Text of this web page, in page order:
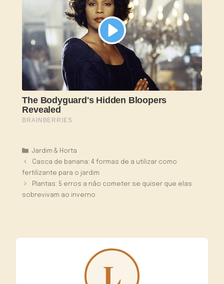
Categorias
Jardim & Horta
Casca de banana: 4 formas de a utilizar como
fertilizante para o jardim
Plantas: 5 erros a não cometer se quiser que elas
sobrevivam ao inverno